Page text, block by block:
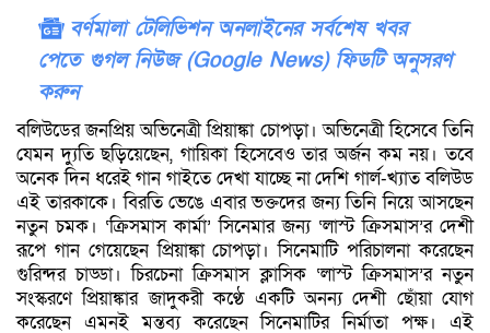
বর্ণমালা টেলিভিশন অনলাইনের সর্বশেষ খবর
পেতে গুগল নিউজ (Google News) ফিডটি অনুসরণ
করুন
বলিউডের জনপ্রিয় অভিনেত্রী প্রিয়াঙ্কা চোপড়া। অভিনেত্রী হিসেবে তিনি
যেমন দ্যুতি ছড়িয়েছেন, গায়িকা হিসেবেও তার অর্জন কম নয়। তবে
অনেক দিন ধরেই গান গাইতে দেখা যাচ্ছে না দেশি গার্ল-খ্যাত বলিউড
এই তারকাকে। বিরতি ভেঙে এবার ভক্তদের জন্য তিনি নিয়ে আসছেন
নতুন চমক। ‘ক্রিসমাস কার্মা’ সিনেমার জন্য ‘লাস্ট ক্রিসমাস’র দেশী
রূপে গান গেয়েছেন প্রিয়াঙ্কা চোপড়া। সিনেমাটি পরিচালনা করেছেন
গুরিন্দর চাড্ডা। চিরচেনা ক্রিসমাস ক্লাসিক ‘লাস্ট ক্রিসমাস’র নতুন
সংস্করণে প্রিয়াঙ্কার জাদুকরী কণ্ঠে একটি অনন্য দেশী ছোঁয়া যোগ
করেছেন এমনই মন্তব্য করেছেন সিনেমাটির নির্মাতা পক্ষ। এই